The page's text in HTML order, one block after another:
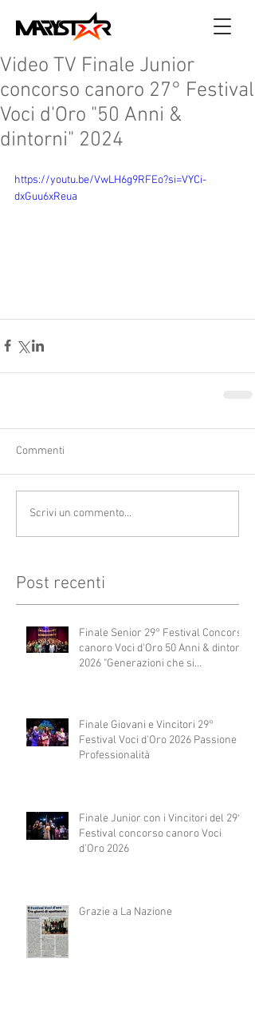
Video TV Finale Junior
concorso canoro 27° Festival
Voci d'Oro "50 Anni &
dintorni" 2024
https://youtu.be/VwLH6g9RFEo?si=VYCi-
dxGuu6xReua
Commenti
Scrivi un commento...
Post recenti
Finale Senior 29° Festival Concorso
canoro Voci d'Oro 50 Anni & dintorni
2026 "Generazioni che si
Finale Giovani e Vincitori 29°
Festival Voci d'Oro 2026 Passione e
Professionalità
Finale Junior con i Vincitori del 29°
Festival concorso canoro Voci
d'Oro 2026
Grazie a La Nazione